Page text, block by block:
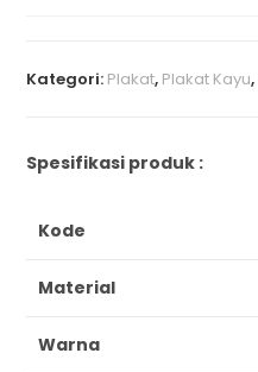
Kategori: Plakat, Plakat Kayu,
Spesifikasi produk :
Kode
Material
Warna